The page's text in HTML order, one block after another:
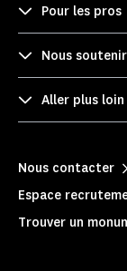
Pour les pros
Nous soutenir
Aller plus loin
Nous contacter
Espace
Trouver un